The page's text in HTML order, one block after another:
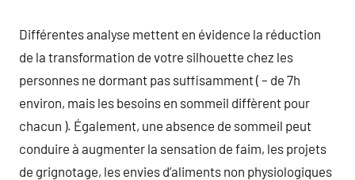
Différentes analyse mettent en évidence la réduction
de la transformation de votre silhouette chez les
personnes ne dormant pas suffisamment ( – de 7h
environ, mais les besoins en sommeil diffèrent pour
chacun ). Également, une absence de sommeil peut
conduire à augmenter la sensation de faim, les projets
de grignotage, les envies d’aliments non physiologiques